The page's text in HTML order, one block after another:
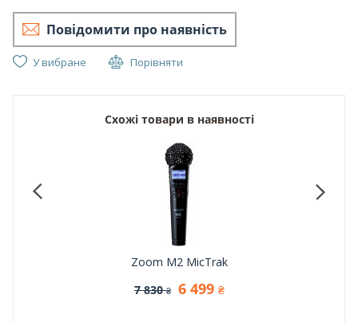
Повідомити про наявність
У вибране Порівняти
Схожі товари в наявності
Zoom M2 MicTrak
7 830 ₴ 6 499 ₴